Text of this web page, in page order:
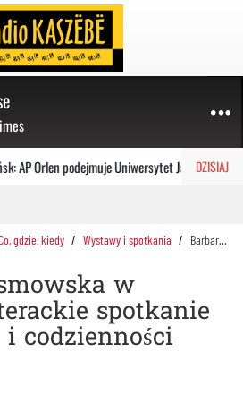
DZISIAJ
AP Orlen podejmuje Uniwersytet Jagielloński
gdzie, kiedy Wystawy i spotkania Barbara Kosmowska w Lęborku: Literackie spotkanie o emocjach i codzienności
w
spotkanie
i codzienności